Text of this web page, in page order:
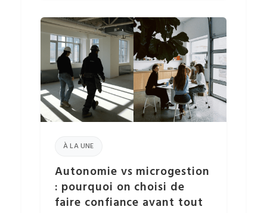
À LA UNE
Autonomie vs microgestion
: pourquoi on choisi de
faire confiance avant tout